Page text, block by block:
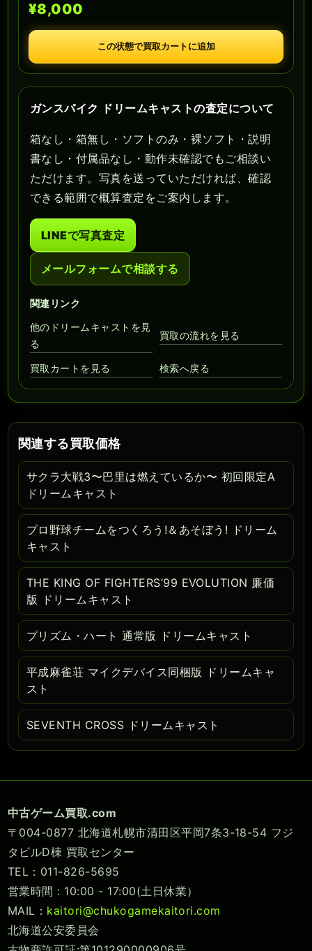
¥8,000
この状態で買取カートに追加
ガンスパイク ドリームキャストの査定について
箱なし・箱無し・ソフトのみ・裸ソフト・説明
書なし・付属品なし・動作未確認でもご相談い
ただけます。写真を送っていただければ、確認
できる範囲で概算査定をご案内します。
LINEで写真査定
メールフォームで相談する
関連リンク
他のドリームキャストを見
る
買取の流れを見る
買取カートを見る 検索へ戻る
関連する買取価格
サクラ大戦3〜巴里は燃えているか〜 初回限定A
ドリームキャスト
プロ野球チームをつくろう!＆あそぼう! ドリーム
キャスト
THE KING OF FIGHTERS’99 EVOLUTION 廉価
版 ドリームキャスト
プリズム・ハート 通常版 ドリームキャスト
平成麻雀荘 マイクデバイス同梱版 ドリームキャ
スト
SEVENTH CROSS ドリームキャスト
中古ゲーム買取.com
〒004-0877 北海道札幌市清田区平岡7条3-18-54 フジ
タビルD棟 買取センター
TEL：011-826-5695
営業時間 : 10:00 - 17:00(土日休業）
MAIL： kaitori@chukogamekaitori.com
北海道公安委員会